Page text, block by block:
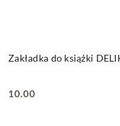
Zakładka do książki
Cena:
10.00